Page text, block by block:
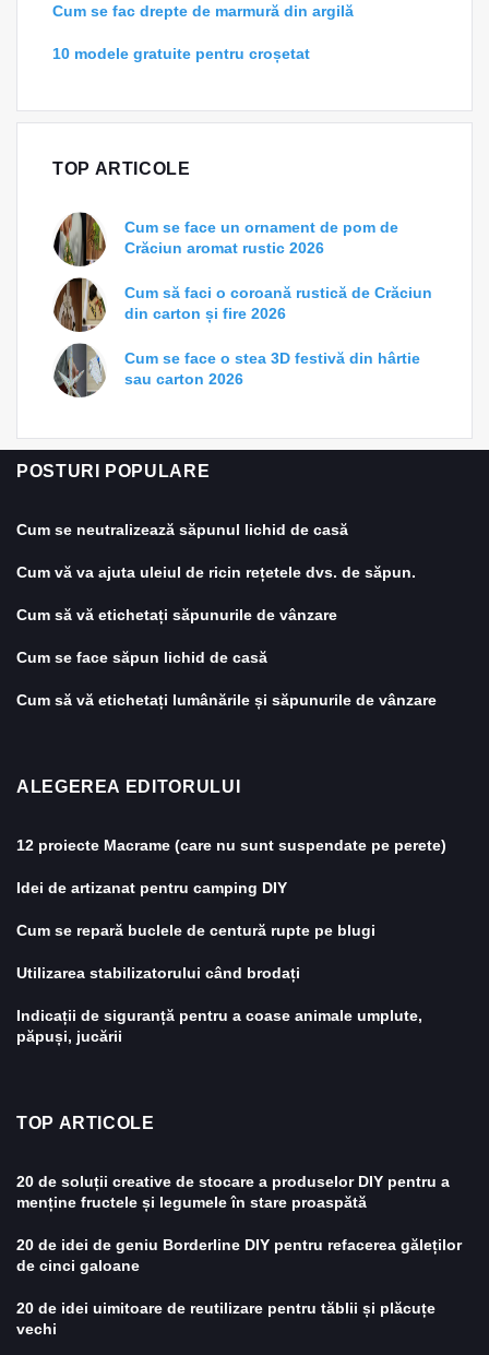
Cum se fac drepte de marmură din argilă
10 modele gratuite pentru croșetat
TOP ARTICOLE
Cum se face un ornament de pom de
Crăciun aromat rustic 2026
Cum să faci o coroană rustică de Crăciun
din carton și fire 2026
Cum se face o stea 3D festivă din hârtie
sau carton 2026
POSTURI POPULARE
Cum se neutralizează săpunul lichid de casă
Cum vă va ajuta uleiul de ricin rețetele dvs. de săpun.
Cum să vă etichetați săpunurile de vânzare
Cum se face săpun lichid de casă
Cum să vă etichetați lumânările și săpunurile de vânzare
ALEGEREA EDITORULUI
12 proiecte Macrame (care nu sunt suspendate pe perete)
Idei de artizanat pentru camping DIY
Cum se repară buclele de centură rupte pe blugi
Utilizarea stabilizatorului când brodați
Indicații de siguranță pentru a coase animale umplute,
păpuși, jucării
TOP ARTICOLE
20 de soluții creative de stocare a produselor DIY pentru a
menține fructele și legumele în stare proaspătă
20 de idei de geniu Borderline DIY pentru refacerea găleților
de cinci galoane
20 de idei uimitoare de reutilizare pentru tăblii și plăcuțe
vechi